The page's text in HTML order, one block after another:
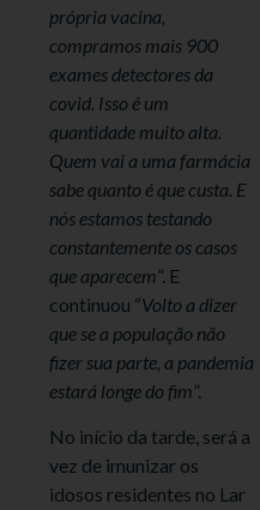
própria vacina,
compramos mais 900
exames detectores da
covid. Isso é um
quantidade muito alta.
Quem vai a uma farmácia
sabe quanto é que custa. E
nós estamos testando
constantemente os casos
que aparecem”. E
continuou “Volto a dizer
que se a população não
fizer sua parte, a pandemia
estará longe do fim”.
No início da tarde, será a
vez de imunizar os
idosos residentes no Lar